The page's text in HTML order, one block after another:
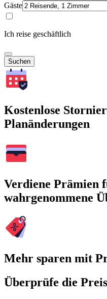
Gäste
Ich reise geschäftlich
Suchen
Kostenlose
Planänderungen
Verdiene Prämien
wahrgenommene
Mehr sparen mit
Überprüfe die